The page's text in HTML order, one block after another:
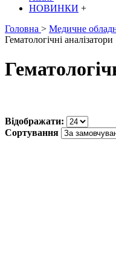
НОВИНКИ +
Головна > Медичне
Гематологічні аналізатори
Відображати:
Сортування